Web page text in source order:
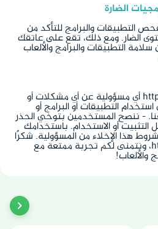
التطبيقات والبرامج للتأكد من
الضار. ومع ذلك، تقع على عاتقك
التطبيقات والبرامج والألعاب
- لا يتحمل https://up2z.com أي مسؤولية عن أي مشكلات أو
التطبيقات أو البرامج أو
- ننصح المستخدمين بتوخي الحذر
التثبيت أو الاستخدام. باستخدامك
هذا الإخلاء من المسؤولية. شكرًا
لزيارتكم https://up2z.com، ونتمنى لكم تجربة ممتعة مع
والألعاب!